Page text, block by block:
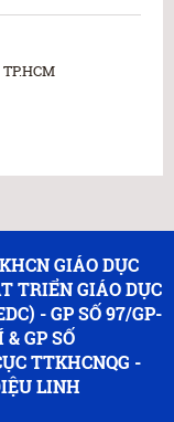
GIÁO DỤC
TRIỂN GIÁO DỤC
- GP SỐ 97/GP-
GP SỐ
TTKHCNQG -
LINH